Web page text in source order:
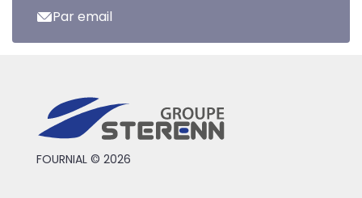
Par email
FOURNIAL © 2026